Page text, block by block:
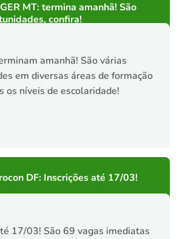
MT: termina amanhã! São
confira!
amanhã! São várias
em diversas áreas de formação
os níveis de escolaridade!
DF: Inscrições até 17/03!
17/03! São 69 vagas imediatas